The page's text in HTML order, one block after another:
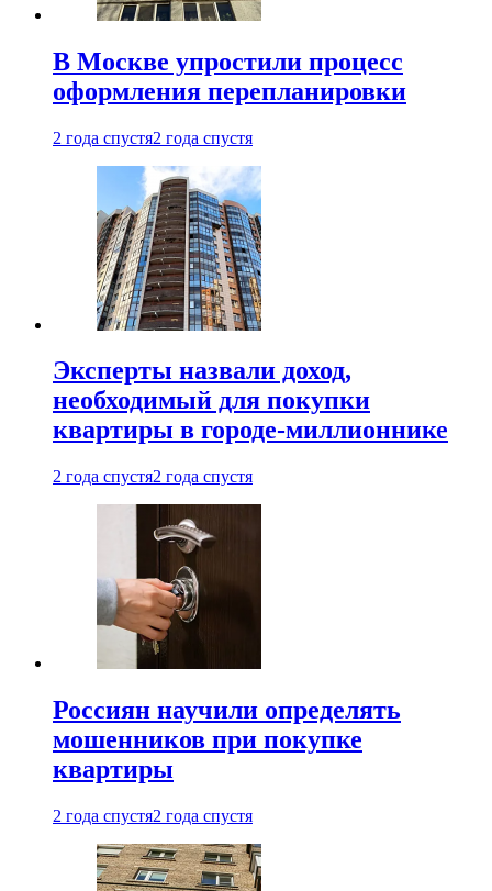
В Москве упростили процесс
оформления перепланировки
2 года спустя2 года спустя
Эксперты назвали доход,
необходимый для покупки
квартиры в городе-миллионнике
2 года спустя2 года спустя
Россиян научили определять
мошенников при покупке
квартиры
2 года спустя2 года спустя